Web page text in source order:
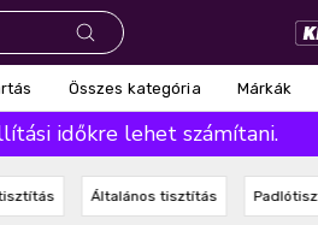
Összes kategória Márkák
időkre lehet számítani.
Általános tisztítás